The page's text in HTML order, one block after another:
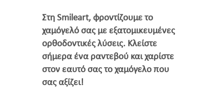
Στη Smileart, φροντίζουμε το
χαμόγελό σας με εξατομικευμένες
ορθοδοντικές λύσεις. Κλείστε
σήμερα ένα ραντεβού και χαρίστε
στον εαυτό σας το χαμόγελο που
σας αξίζει!